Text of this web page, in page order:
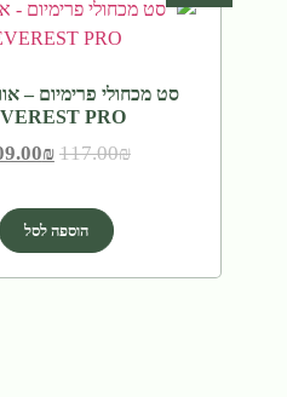
סט מכחולי פרימיום –
PRO
117.00₪
₪
הוספה לסל